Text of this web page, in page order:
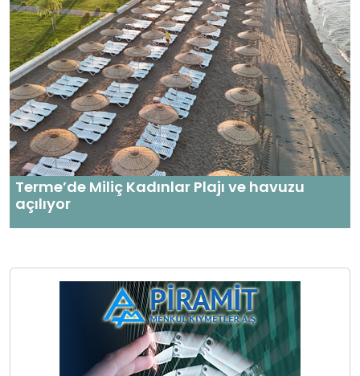
Terme’de Miliç Kadınlar Plajı ve havuzu
açılıyor